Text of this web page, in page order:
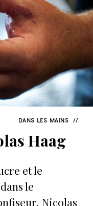
DANS LES MAINS
Haag
et le
le
Nicolas